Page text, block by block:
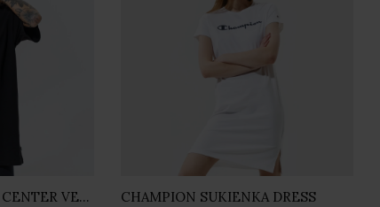
VANS SUKIENKA WM CENTER VEE TEE DRESS BLACK CHAMPION SUKIENKA DRESS